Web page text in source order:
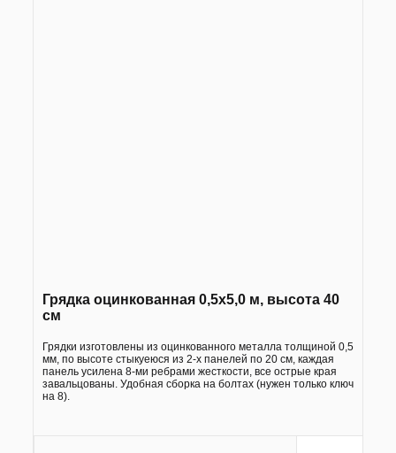
Грядка оцинкованная 0,5х5,0 м, высота 40
см
Грядки изготовлены из оцинкованного металла толщиной 0,5
мм, по высоте стыкуеюся из 2-х панелей по 20 см, каждая
панель усилена 8-ми ребрами жесткости, все острые края
завальцованы. Удобная сборка на болтах (нужен только ключ
на 8).